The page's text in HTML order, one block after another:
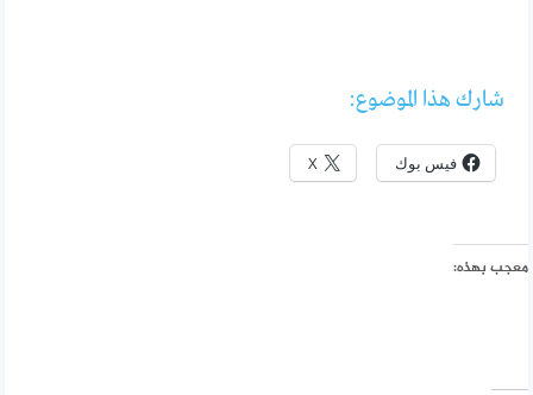
شارك هذا الموضوع:
فيس بوك X
معجب بهذه: